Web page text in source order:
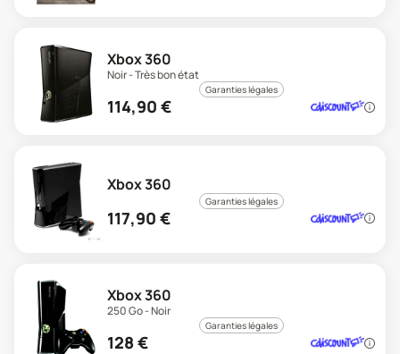
Xbox 360
Noir - Très bon état
Garanties légales
114,90 €
Xbox 360
Garanties légales
117,90 €
Xbox 360
250 Go - Noir
Garanties légales
128 €